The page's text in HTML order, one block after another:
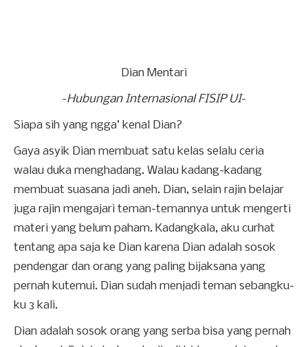
Dian Mentari
-Hubungan Internasional FISIP UI-
Siapa sih yang ngga’ kenal Dian?
Gaya asyik Dian membuat satu kelas selalu ceria
walau duka menghadang. Walau kadang-kadang
membuat suasana jadi aneh. Dian, selain rajin belajar
juga rajin mengajari teman-temannya untuk mengerti
materi yang belum paham. Kadangkala, aku curhat
tentang apa saja ke Dian karena Dian adalah sosok
pendengar dan orang yang paling bijaksana yang
pernah kutemui. Dian sudah menjadi teman sebangku-
ku 3 kali.
Dian adalah sosok orang yang serba bisa yang pernah